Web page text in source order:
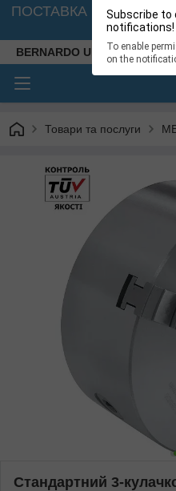
Subscribe to
notifications!
To enable
on the
ПОСТАВКА ВЕРСТАТІВ
BERNARDO UKRAINE
Товари та послуги
Стандартний 3-